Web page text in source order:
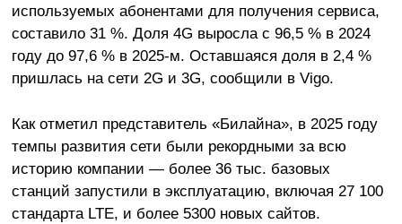
используемых абонентами для получения сервиса,
составило 31 %. Доля 4G выросла с 96,5 % в 2024
году до 97,6 % в 2025-м. Оставшаяся доля в 2,4 %
пришлась на сети 2G и 3G, сообщили в Vigo.
Как отметил представитель «Билайна», в 2025 году
темпы развития сети были рекордными за всю
историю компании — более 36 тыс. базовых
станций запустили в эксплуатацию, включая 27 100
стандарта LTE, и более 5300 новых сайтов.